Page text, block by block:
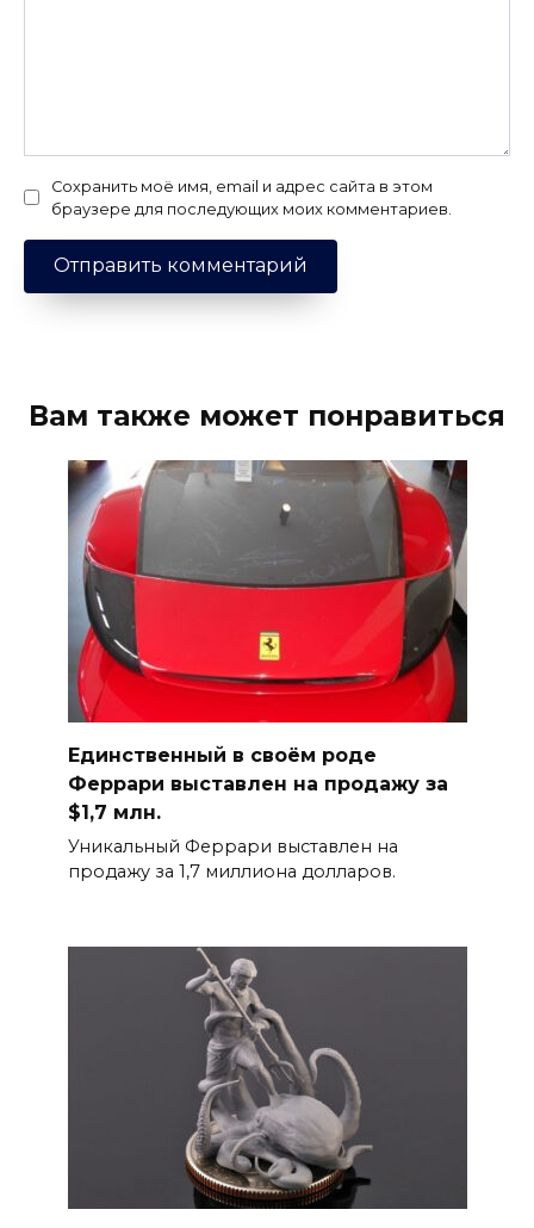
Сохранить моё имя, email и адрес сайта в этом
браузере для последующих моих комментариев.
Вам также может понравиться
Единственный в своём роде
Феррари выставлен на продажу за
$1,7 млн.
Уникальный Феррари выставлен на
продажу за 1,7 миллиона долларов.